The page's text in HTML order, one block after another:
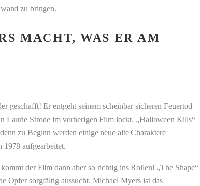
zu bringen.
MACHT, WAS ER AM
geschafft! Er entgeht seinem scheinbar sicheren Feuertod
Laurie Strode im vorherigen Film lockt. „Halloween Kills“
zu Beginn werden einige neue alte Charaktere
1978 aufgearbeitet.
der Film dann aber so richtig ins Rollen! „The Shape“
Opfer sorgfältig aussucht. Michael Myers ist das